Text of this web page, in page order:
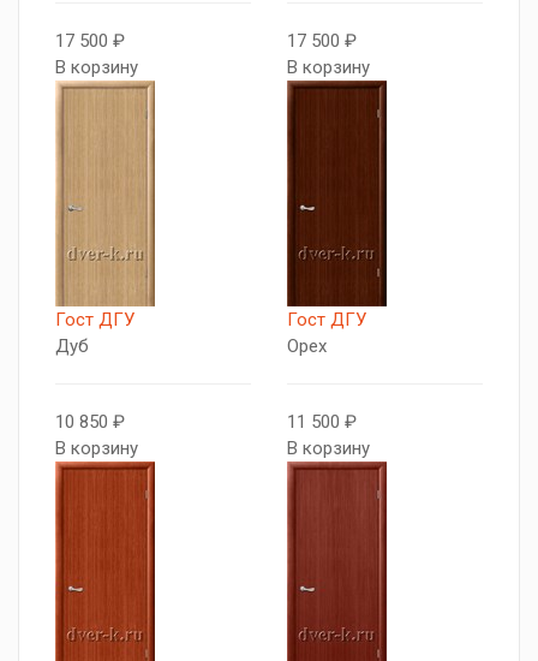
17 500 ₽
В корзину
17 500 ₽
В корзину
Гост ДГУ
Дуб
10 850 ₽
В корзину
Гост ДГУ
Орех
11 500 ₽
В корзину